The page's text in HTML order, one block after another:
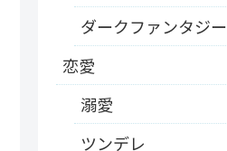
ダークファンタジー
恋愛
溺愛
ツンデレ